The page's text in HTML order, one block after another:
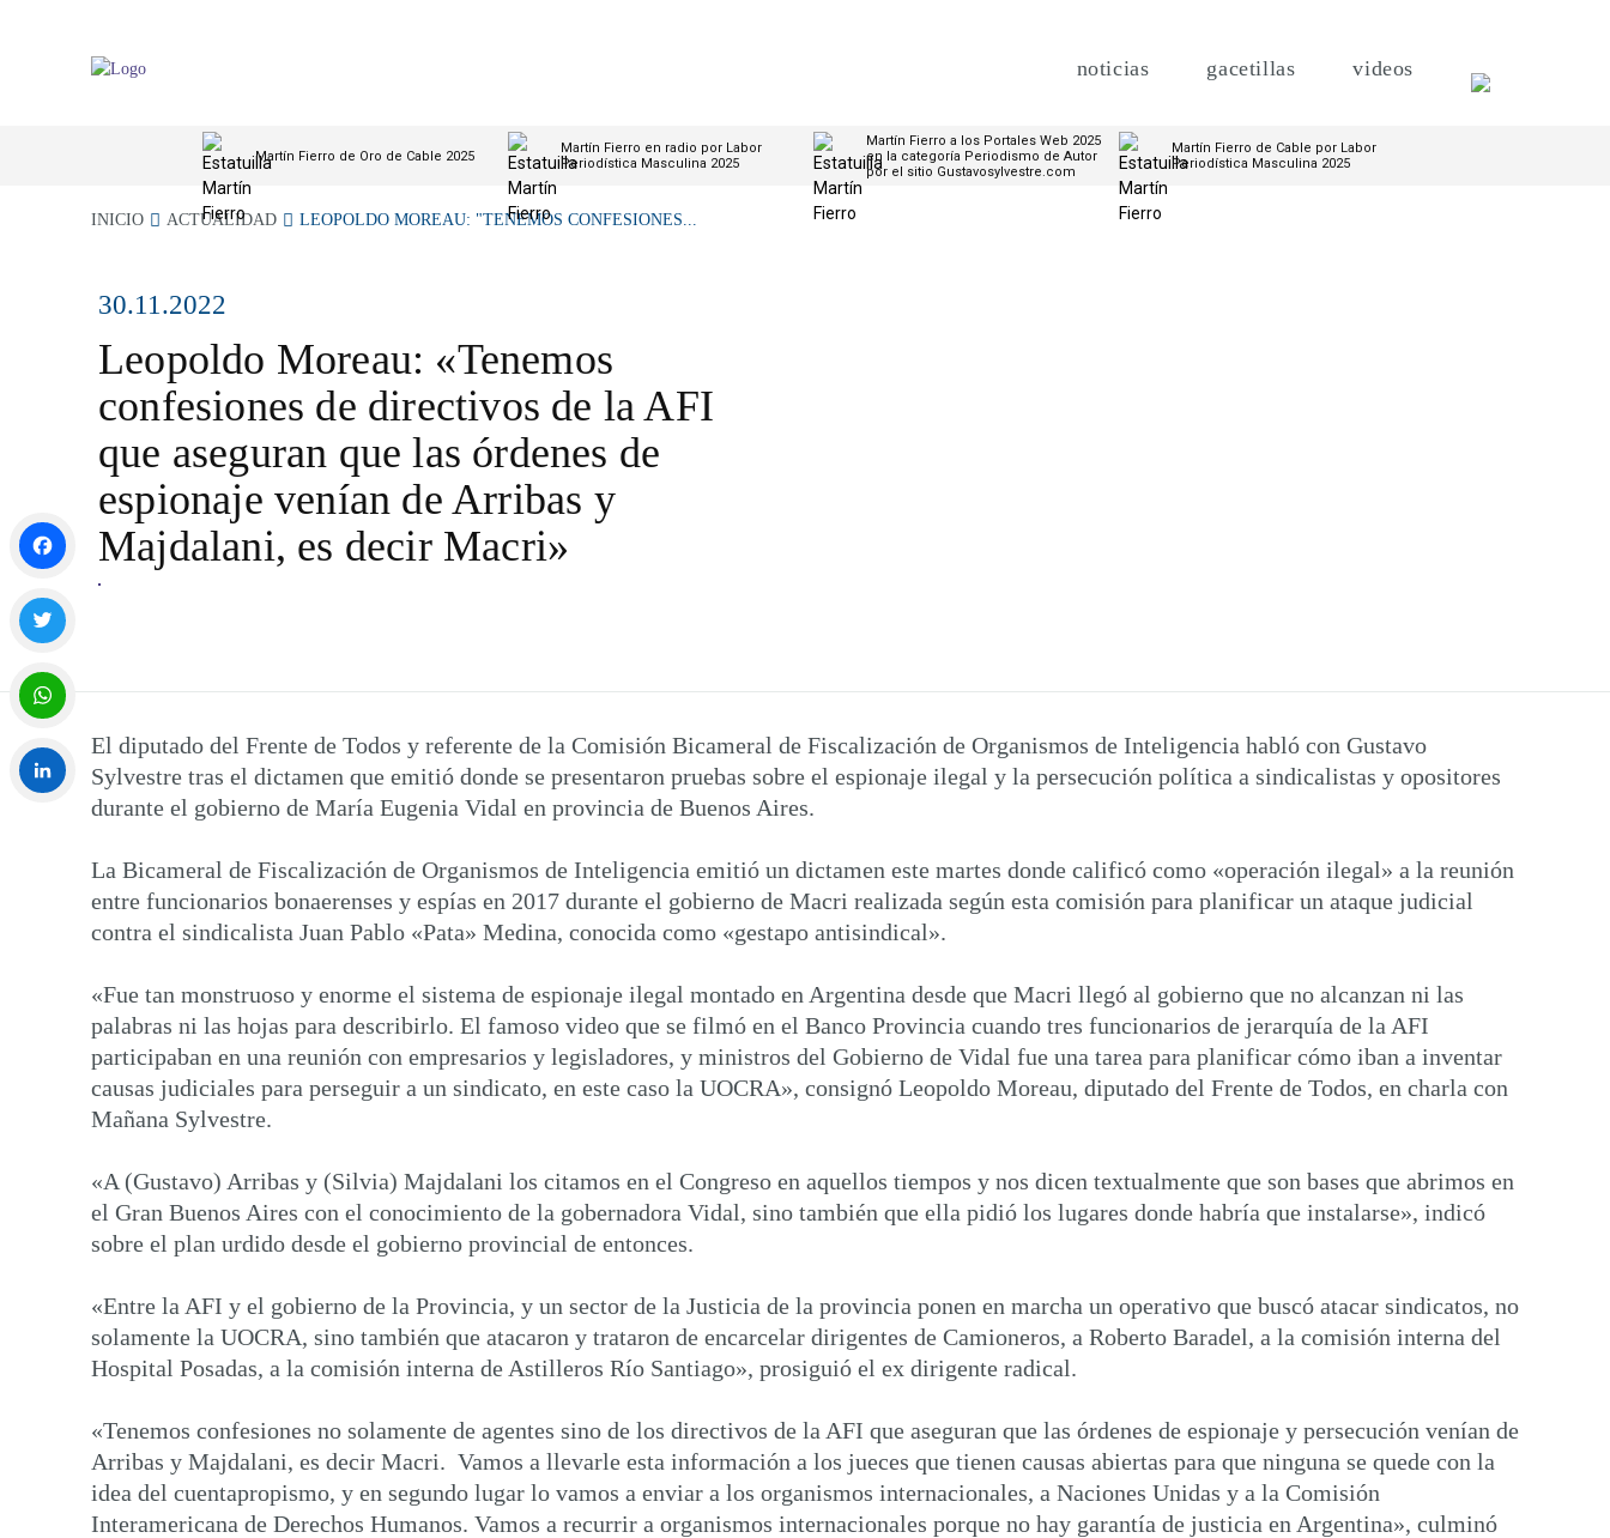
noticias gacetillas videos
Martín Fierro de Oro de Cable 2025
Martín Fierro en radio por Labor
Periodística Masculina 2025
Martín Fierro a los Portales Web 2025
en la categoría Periodismo de Autor
por el sitio Gustavosylvestre.com
Martín Fierro de Cable por Labor
Periodística Masculina 2025
INICIO ACTUALIDAD LEOPOLDO MOREAU: "TENEMOS CONFESIONES...
30.11.2022
Leopoldo Moreau: «Tenemos
confesiones de directivos de la AFI
que aseguran que las órdenes de
espionaje venían de Arribas y
Majdalani, es decir Macri»
El diputado del Frente de Todos y referente de la Comisión Bicameral de Fiscalización de Organismos de Inteligencia habló con Gustavo
Sylvestre tras el dictamen que emitió donde se presentaron pruebas sobre el espionaje ilegal y la persecución política a sindicalistas y opositores
durante el gobierno de María Eugenia Vidal en provincia de Buenos Aires.
La Bicameral de Fiscalización de Organismos de Inteligencia emitió un dictamen este martes donde calificó como «operación ilegal» a la reunión
entre funcionarios bonaerenses y espías en 2017 durante el gobierno de Macri realizada según esta comisión para planificar un ataque judicial
contra el sindicalista Juan Pablo «Pata» Medina, conocida como «gestapo antisindical».
«Fue tan monstruoso y enorme el sistema de espionaje ilegal montado en Argentina desde que Macri llegó al gobierno que no alcanzan ni las
palabras ni las hojas para describirlo. El famoso video que se filmó en el Banco Provincia cuando tres funcionarios de jerarquía de la AFI
participaban en una reunión con empresarios y legisladores, y ministros del Gobierno de Vidal fue una tarea para planificar cómo iban a inventar
causas judiciales para perseguir a un sindicato, en este caso la UOCRA», consignó Leopoldo Moreau, diputado del Frente de Todos, en charla con
Mañana Sylvestre.
«A (Gustavo) Arribas y (Silvia) Majdalani los citamos en el Congreso en aquellos tiempos y nos dicen textualmente que son bases que abrimos en
el Gran Buenos Aires con el conocimiento de la gobernadora Vidal, sino también que ella pidió los lugares donde habría que instalarse», indicó
sobre el plan urdido desde el gobierno provincial de entonces.
«Entre la AFI y el gobierno de la Provincia, y un sector de la Justicia de la provincia ponen en marcha un operativo que buscó atacar sindicatos, no
solamente la UOCRA, sino también que atacaron y trataron de encarcelar dirigentes de Camioneros, a Roberto Baradel, a la comisión interna del
Hospital Posadas, a la comisión interna de Astilleros Río Santiago», prosiguió el ex dirigente radical.
«Tenemos confesiones no solamente de agentes sino de los directivos de la AFI que aseguran que las órdenes de espionaje y persecución venían de
Arribas y Majdalani, es decir Macri. Vamos a llevarle esta información a los jueces que tienen causas abiertas para que ninguna se quede con la
idea del cuentapropismo, y en segundo lugar lo vamos a enviar a los organismos internacionales, a Naciones Unidas y a la Comisión
Interamericana de Derechos Humanos. Vamos a recurrir a organismos internacionales porque no hay garantía de justicia en Argentina», culminó
Facebook
Twitter
WhatsApp